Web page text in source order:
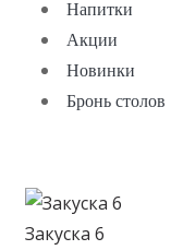
Напитки
Акции
Новинки
Бронь столов
Закуска 6